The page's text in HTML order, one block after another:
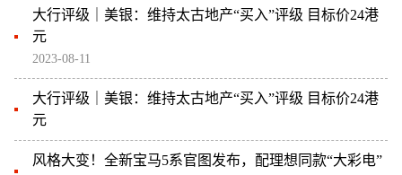
大行评级｜美银：维持太古地产“买入”评级 目标价24港
元
2023-08-11
大行评级｜美银：维持太古地产“买入”评级 目标价24港
元
风格大变！全新宝马5系官图发布，配理想同款“大彩电”